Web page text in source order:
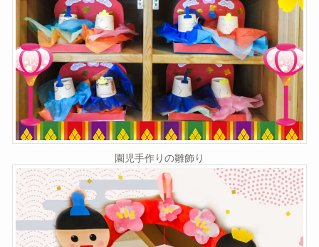
園児手作りの雛飾り